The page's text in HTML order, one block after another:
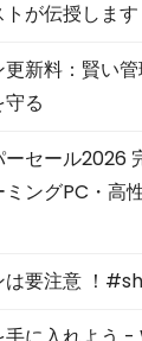
トが伝授しま
新料：賢い
る
ーセール2026
ングPC・高
は要注意 ！